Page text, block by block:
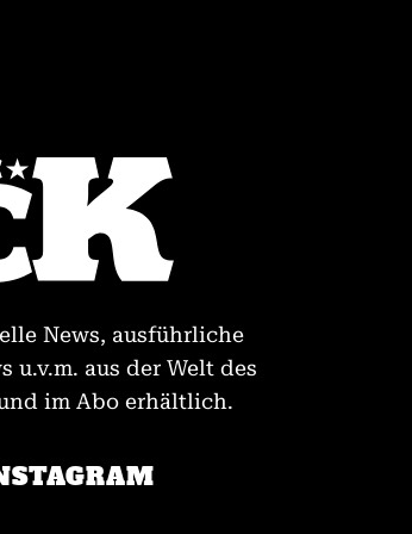
News, ausführliche
u.v.m. aus der Welt des
im Abo erhältlich.